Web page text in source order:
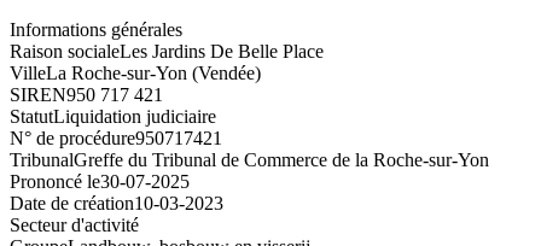
Informations générales
Raison socialeLes Jardins De Belle Place
VilleLa Roche-sur-Yon (Vendée)
SIREN950 717 421
StatutLiquidation judiciaire
N° de procédure950717421
TribunalGreffe du Tribunal de Commerce de la Roche-sur-Yon
Prononcé le30-07-2025
Date de création10-03-2023
Secteur d'activité